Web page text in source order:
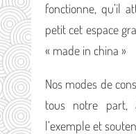
fonctionne, qu’il
petit cet espace
« made in china »
Nos modes de
tous notre part,
l’exemple et